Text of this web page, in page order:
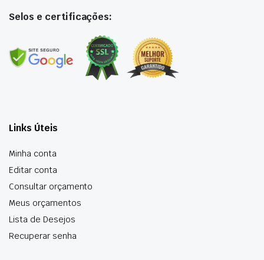
Selos e certificações:
Links Úteis
Minha conta
Editar conta
Consultar orçamento
Meus orçamentos
Lista de Desejos
Recuperar senha